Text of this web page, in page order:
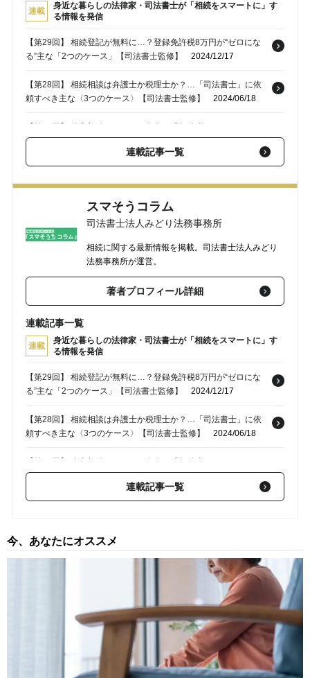
連載
身近な暮らしの法律家・司法書士が「相続をスマートに」す
る情報を発信
【第29回】 相続登記が無料に…？登録免許税8万円が“ゼロにな
る”主な「2つのケース」【司法書士監修】
2024/12/17
【第28回】 相続相談は弁護士か税理士か？…「司法書士」に依
頼すべき主な〈3つのケース〉【司法書士監修】
2024/06/18
か、かからないのか？分かりやすい“見極め方”【税理士監修】
2024/02/01
【第25回】 相続人になるのは〈配偶者・子・両親〉が多いが…
「兄弟」が相続人になる場合とは？トラブルになりやすい〈2つ
のケース〉【司法書士監修】2023/10/05
連載記事一覧
スマそうコラム
司法書士法人みどり法務事務所
相続に関する最新情報を掲載。司法書士法人みどり
法務事務所が運営。
著者プロフィール詳細
連載記事一覧
連載
身近な暮らしの法律家・司法書士が「相続をスマートに」す
る情報を発信
【第29回】 相続登記が無料に…？登録免許税8万円が“ゼロにな
る”主な「2つのケース」【司法書士監修】
2024/12/17
【第28回】 相続相談は弁護士か税理士か？…「司法書士」に依
頼すべき主な〈3つのケース〉【司法書士監修】
2024/06/18
か、かからないのか？分かりやすい“見極め方”【税理士監修】
修】2024/02/01
【第25回】 相続人になるのは〈配偶者・子・両親〉が多いが…
「兄弟」が相続人になる場合とは？トラブルになりやすい〈2つ
連載記事一覧
今、あなたにオススメ